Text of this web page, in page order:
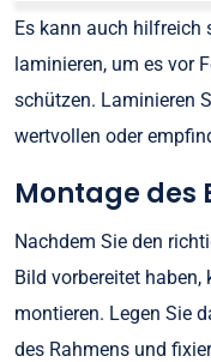
Es kann auch hilfreich
laminieren, um es vor
schützen. Laminieren
wertvollen oder
Montage des
Nachdem Sie den
Bild vorbereitet haben,
montieren. Legen Sie
des Rahmens und